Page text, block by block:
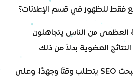
فقط للظهور في قسم الإعلانات؟
العظمى من الناس يتجاهلون
العضوية بدلاً من ذلك.
نعم، تحسين محركات البحث SEO يتطلب وقتًا وجهدًا، وعلى